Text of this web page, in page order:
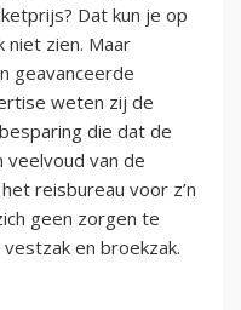
Dat kun je op
niet zien. Maar
geavanceerde
weten zij de
die dat de
veelvoud van de
reisbureau voor z’n
geen zorgen te
en broekzak.